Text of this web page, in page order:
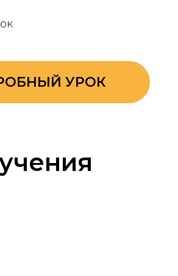
УРОК